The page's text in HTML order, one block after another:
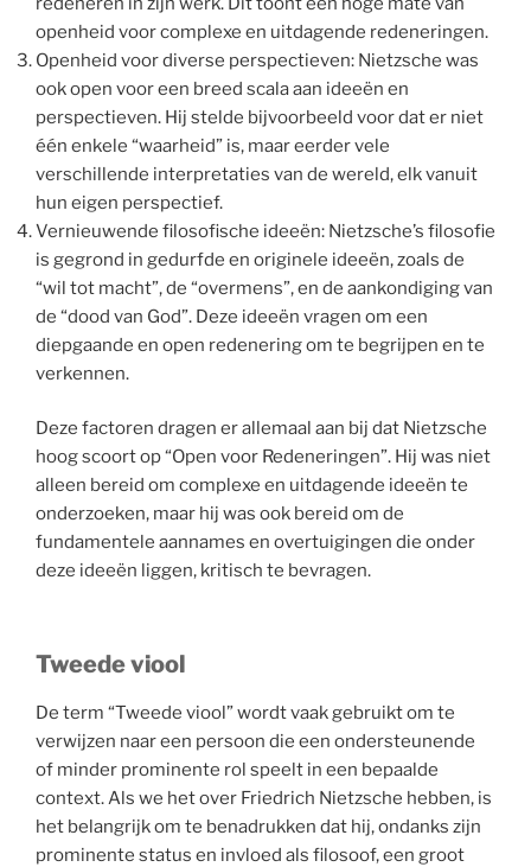
openheid voor complexe en uitdagende redeneringen.
Openheid voor diverse perspectieven: Nietzsche was
ook open voor een breed scala aan ideeën en
perspectieven. Hij stelde bijvoorbeeld voor dat er niet
één enkele “waarheid” is, maar eerder vele
verschillende interpretaties van de wereld, elk vanuit
hun eigen perspectief.
Vernieuwende filosofische ideeën: Nietzsche’s filosofie
is gegrond in gedurfde en originele ideeën, zoals de
“wil tot macht”, de “overmens”, en de aankondiging van
de “dood van God”. Deze ideeën vragen om een
diepgaande en open redenering om te begrijpen en te
verkennen.
Deze factoren dragen er allemaal aan bij dat Nietzsche
hoog scoort op “Open voor Redeneringen”. Hij was niet
alleen bereid om complexe en uitdagende ideeën te
onderzoeken, maar hij was ook bereid om de
fundamentele aannames en overtuigingen die onder
deze ideeën liggen, kritisch te bevragen.
Tweede viool
De term “Tweede viool” wordt vaak gebruikt om te
verwijzen naar een persoon die een ondersteunende
of minder prominente rol speelt in een bepaalde
context. Als we het over Friedrich Nietzsche hebben, is
het belangrijk om te benadrukken dat hij, ondanks zijn
prominente status en invloed als filosoof, een groot